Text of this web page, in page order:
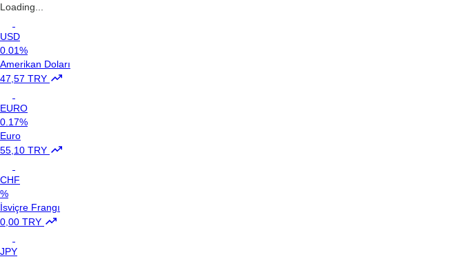
Loading...
USD
0.01%
Amerikan Doları
47,57 TRY
EURO
0.17%
Euro
55,10 TRY
CHF
%
İsviçre Frangı
0,00 TRY
JPY